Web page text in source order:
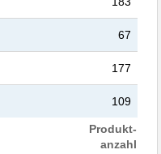
67
177
109
Produkt-
anzahl